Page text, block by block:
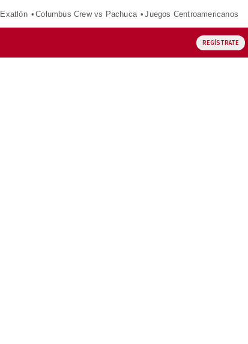
Exatlón Columbus Crew vs Pachuca Juegos Centroamericanos
REGÍSTRATE